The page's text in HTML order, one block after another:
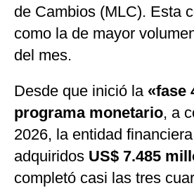
de Cambios (MLC). Esta
como la de mayor
del mes.
Desde que inició la «fase
programa monetario, a
2026, la entidad
adquiridos US$ 7.485
completó casi las tres